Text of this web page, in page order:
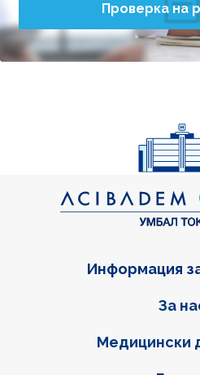
Проверка на
Фуутер навигация
За
Медицински
Информация